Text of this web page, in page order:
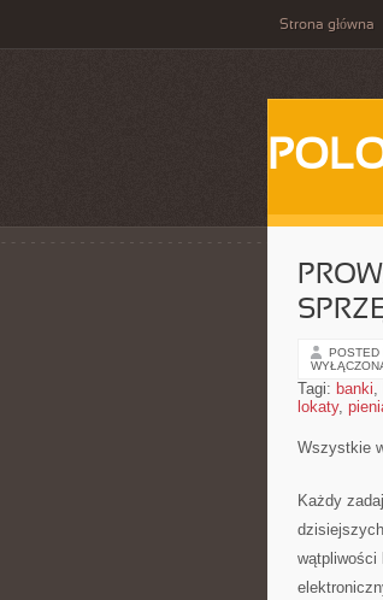
Strona główna
POSTED
Tagi: banki,
lokaty,
Wszystkie
Każdy
wątpliwości